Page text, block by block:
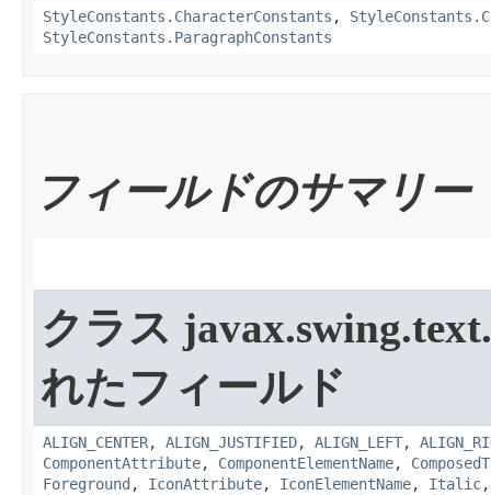
StyleConstants.CharacterConstants ,
StyleConstants.ParagraphConstants
フィールドのサマリー
クラス javax.swing.text.
れたフィールド
ALIGN_CENTER, ALIGN_JUSTIFIED, ALIGN_LEFT,
ComponentAttribute, ComponentElementName,
Foreground , IconAttribute, IconElementName, Italic